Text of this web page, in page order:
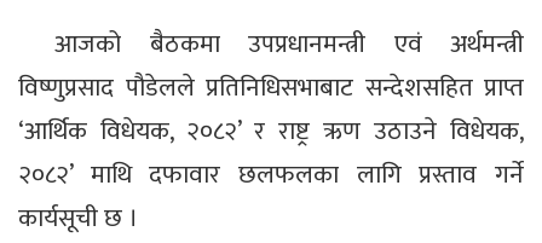
आजको बैठकमा उपप्रधानमन्त्री एवं अर्थमन्त्री
विष्णुप्रसाद पौडेलले प्रतिनिधिसभाबाट सन्देशसहित प्राप्त
‘आर्थिक विधेयक, २०८२’ र राष्ट्र ऋण उठाउने विधेयक,
२०८२’ माथि दफावार छलफलका लागि प्रस्ताव गर्ने
कार्यसूची छ ।